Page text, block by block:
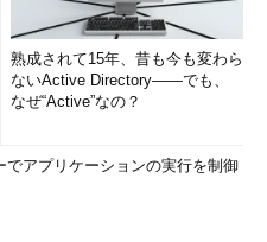
熟成されて15年、昔も今も変わら
ないActive Directory――でも、
なぜ“Active”なの？
でアプリケーションの実行を制御